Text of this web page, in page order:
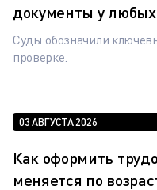
документы у
Суды обозначили
проверке.
03 АВГУСТА 2026
Как оформить
меняется по